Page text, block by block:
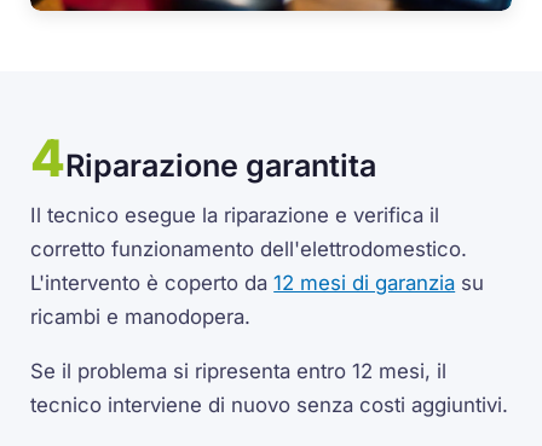
Riparazione garantita
Il tecnico esegue la riparazione e verifica il
corretto funzionamento dell'elettrodomestico.
L'intervento è coperto da12 mesi di garanzia su
ricambi e manodopera.
Se il problema si ripresenta entro 12 mesi, il
tecnico interviene di nuovo senza costi aggiuntivi.